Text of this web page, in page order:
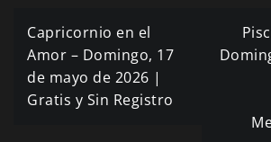
Navegación
de
entradas
Capricornio en el
Amor – Domingo, 17
de mayo de 2026 |
Gratis y Sin Registro